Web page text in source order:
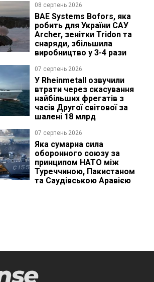
08 серпень 2026
BAE Systems Bofors, яка
робить для України САУ
Archer, зенітки Tridon та
снаряди, збільшила
виробництво у 3-4 рази
07 серпень 2026
У Rheinmetall озвучили
втрати через скасування
найбільших фрегатів з
часів Другої світової за
шалені 18 млрд
07 серпень 2026
Яка сумарна сила
оборонного союзу за
принципом НАТО між
Туреччиною, Пакистаном
та Саудівською Аравією